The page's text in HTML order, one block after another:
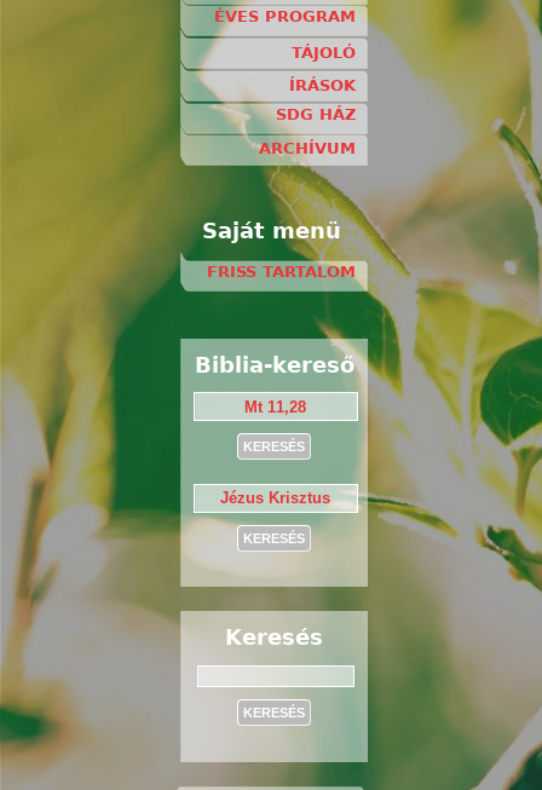
ÉVES PROGRAM
TÁJOLÓ
ÍRÁSOK
SDG HÁZ
ARCHÍVUM
Saját menü
FRISS TARTALOM
Biblia-kereső
Keresés